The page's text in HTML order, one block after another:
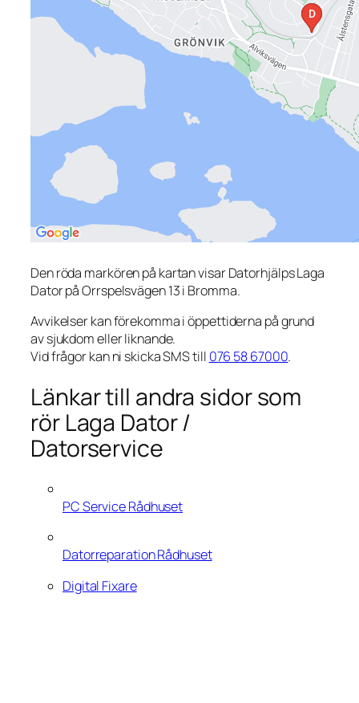
Den röda markören på kartan visar Datorhjälps Laga
Dator på Orrspelsvägen 13 i Bromma.
Avvikelser kan förekomma i öppettiderna på grund
av sjukdom eller liknande.
Vid frågor kan ni skicka SMS till 076 58 67000.
Länkar till andra sidor som
rör Laga Dator /
Datorservice
PC Service Rådhuset
Datorreparation Rådhuset
Digital Fixare